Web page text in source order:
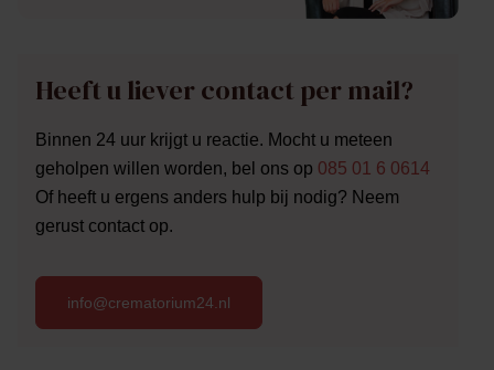
Heeft u liever contact per mail?
Binnen 24 uur krijgt u reactie. Mocht u meteen
geholpen willen worden, bel ons op 085 01 6 0614
Of heeft u ergens anders hulp bij nodig? Neem
gerust contact op.
info@crematorium24.nl